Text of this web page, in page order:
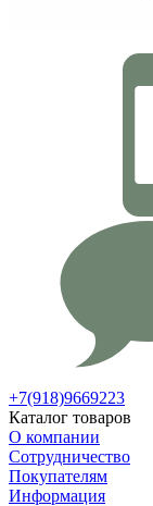
+7(918)9669223
Каталог товаров
О компании
Сотрудничество
Покупателям
Информация